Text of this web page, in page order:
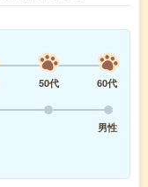
50代
60代
男性